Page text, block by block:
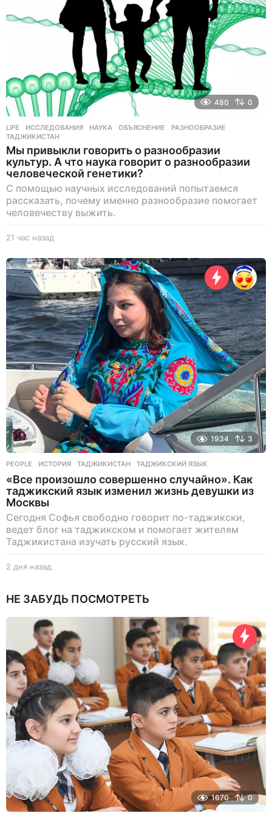
з
д
480 0
LIFE ИССЛЕДОВАНИЯ ,НАУКА ,ОБЪЯСНЕНИЕ ,РАЗНООБРАЗИЕ
ТАДЖИКИСТАН
Мы привыкли говорить о разнообразии
культур. А что наука говорит о разнообразии
человеческой генетики?
С помощью научных исследований попытаемся
рассказать, почему именно разнообразие помогает
человечеству выжить.
21 час назад
ч
а
н
а
з
а
д
1934 3
PEOPLE ИСТОРИЯ ,ТАДЖИКИСТАН ,ТАДЖИКСКИЙ ЯЗЫК
«Все произошло совершенно случайно». Как
таджикский язык изменил жизнь девушки из
Москвы
Сегодня Софья свободно говорит по-таджикски,
ведет блог на таджикском и помогает жителям
Таджикистана изучать русский язык.
2 дня назад
я
а
з
а
д
НЕ ЗАБУДЬ ПОСМОТРЕТЬ
1670 0